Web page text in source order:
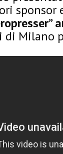
sponsor
di Milano